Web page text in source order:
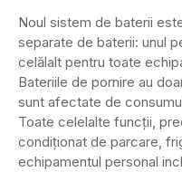
Noul sistem de baterii
separate de baterii: unul
celălalt pentru toate
Bateriile de pornire au
sunt afectate de
Toate celelalte funcţii,
condiţionat de parcare,
echipamentul personal